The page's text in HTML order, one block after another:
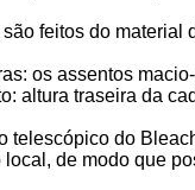
feitos do material
os assentos
altura traseira da
telescópico do
de modo que